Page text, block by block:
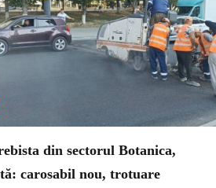
din sectorul Botanica,
carosabil nou, trotuare